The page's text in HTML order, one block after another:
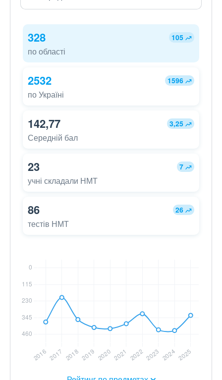
328 105
по області
2532 1596
по Україні
142,77 3,25
Середній бал
23 7
учні складали НМТ
86 26
тестів НМТ